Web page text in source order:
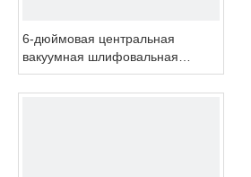
6-дюймовая центральная
вакуумная шлифовальная
машина для деревянного пола
Plam Orbital Sander Tool Kit